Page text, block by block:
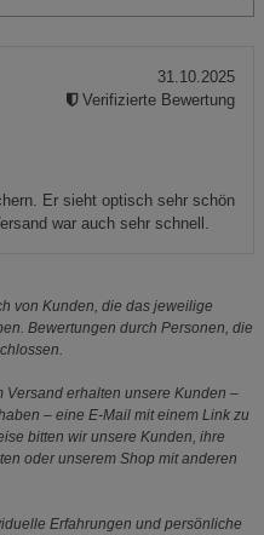
Er sieht optisch sehr schön
war auch sehr schnell.
31.10.2025
Verifizierte Bewertung
von Kunden, die das jeweilige
Bewertungen durch Personen, die
Versand erhalten unsere Kunden –
– eine E-Mail mit einem Link zu
bitten wir unsere Kunden, ihre
oder unserem Shop mit anderen
Erfahrungen und persönliche